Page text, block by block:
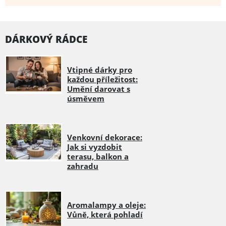
DÁRKOVÝ RÁDCE
Vtipné dárky pro
každou příležitost:
Umění darovat s
úsměvem
Venkovní dekorace:
Jak si vyzdobit
terasu, balkon a
zahradu
Aromalampy a oleje:
Vůně, která pohladí